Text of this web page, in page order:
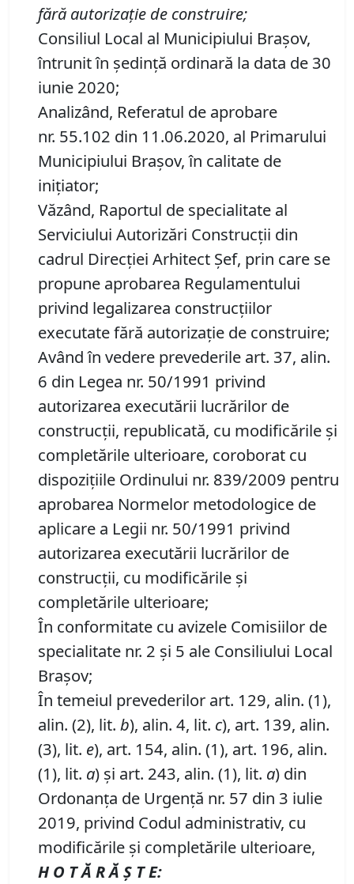
fără autorizaţie de construire;
Consiliul Local al Municipiului Brașov,
întrunit în ședință ordinară la data de 30
iunie 2020;
Analizând, Referatul de aprobare
nr. 55.102 din 11.06.2020, al Primarului
Municipiului Brașov, în calitate de
inițiator;
Văzând, Raportul de specialitate al
Serviciului Autorizări Construcții din
cadrul Direcției Arhitect Șef, prin care se
propune aprobarea Regulamentului
privind legalizarea construcţiilor
executate fără autorizaţie de construire;
Având în vedere prevederile art. 37, alin.
6 din Legea nr. 50/1991 privind
autorizarea executării lucrărilor de
construcții, republicată, cu modificările și
completările ulterioare, coroborat cu
dispozițiile Ordinului nr. 839/2009 pentru
aprobarea Normelor metodologice de
aplicare a Legii nr. 50/1991 privind
autorizarea executării lucrărilor de
construcții, cu modificările și
completările ulterioare;
În conformitate cu avizele Comisiilor de
specialitate nr. 2 și 5 ale Consiliului Local
Brașov;
În temeiul prevederilor art. 129, alin. (1),
alin. (2), lit. b), alin. 4, lit. c), art. 139, alin.
(3), lit. e), art. 154, alin. (1), art. 196, alin.
(1), lit. a) și art. 243, alin. (1), lit. a) din
Ordonanța de Urgență nr. 57 din 3 iulie
2019, privind Codul administrativ, cu
modificările și completările ulterioare,
H O T Ă R Ă Ş T E: